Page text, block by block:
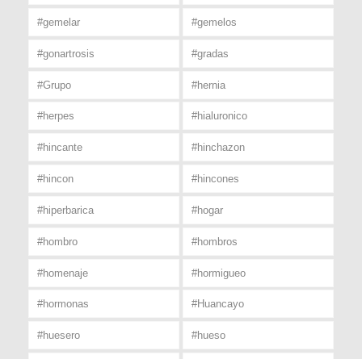
#gemelar #gemelos
#gonartrosis #gradas
#Grupo #hernia
#herpes #hialuronico
#hincante #hinchazon
#hincon #hincones
#hiperbarica #hogar
#hombro #hombros
#homenaje #hormigueo
#hormonas #Huancayo
#huesero #hueso